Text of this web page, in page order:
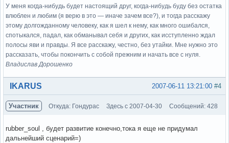
У меня когда-нибудь будет настоящий друг, когда-нибудь буду без остатка
влюблен и любим (я верю в это — иначе зачем все?), и тогда расскажу
этому долгожданному человеку, как я шел к нему, как много ошибался,
спотыкался, падал, как обманывал себя и других, как исступленно ждал
полосы яви и правды. Я все расскажу, честно, без утайки. Мне нужно это
рассказать, чтобы покончить с собой прежним и начать все с нуля.
Владислав Дорошенко
Вне форума #4
2007-06-11 13:21:00
IKARUS
Участник Откуда: Гондурас Здесь с 2007-04-30 Сообщений: 428
rubber_soul , будет развитие конечно,тока я еще не придумал
дальнейший сценарий=)